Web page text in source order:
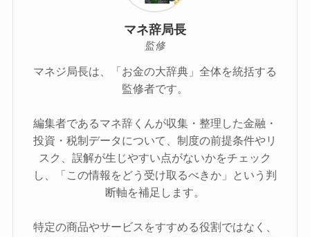
マネ辞局長
監修
マネジ局長は、「お金の大辞典」全体を統括する
監修者です。
編集者であるマネ辞くんが収集・整理した金融・
投資・税制データについて、制度の前提条件やリ
スク、誤解が生じやすい点がないかをチェック
し、「この情報をどう受け取るべきか」という判
断軸を補足します。
特定の商品やサービスをすすめる役割ではなく、